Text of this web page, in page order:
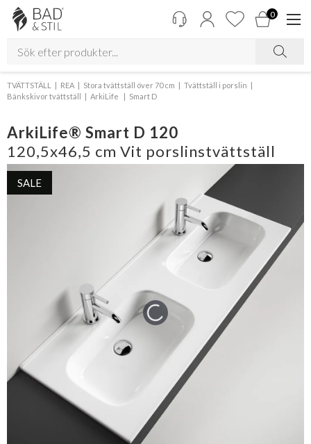
0
TVÄTTSTÄLL REA Stora tvättställ över 70 cm
Tvättställ i porslin
Bänkskivor tvättställ
ArkiLife Smart D
ArkiLife® Smart D 120
120,5x46,5 cm Vit porslinstvättställ
SALE